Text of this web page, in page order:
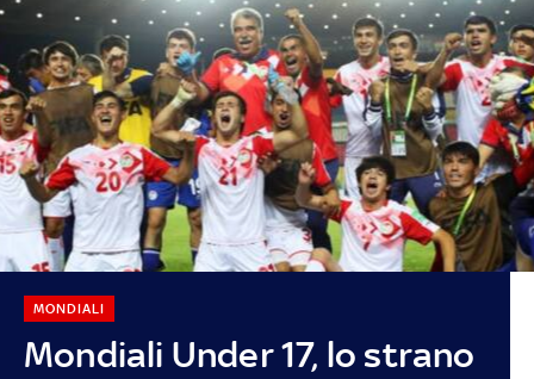
Mondiali Under 17, lo strano
MONDIALI